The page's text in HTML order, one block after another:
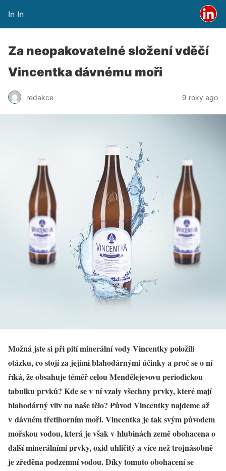
In In
Za neopakovatelné složení vděčí
Vincentka dávnému moři
redakce 9 roky ago
Možná jste si při pití minerální vody Vincentky položili
otázku, co stojí za jejími blahodárnými účinky a proč se o ní
říká, že obsahuje téměř celou Mendělejevovu periodickou
tabulku prvků? Kde se v ní vzaly všechny prvky, které mají
blahodárný vliv na naše tělo? Původ Vincentky najdeme až
v dávném třetihorním moři. Vincentka je tak svým původem
mořskou vodou, která je však v hlubinách země obohacena o
další minerálními prvky, oxid uhličitý a více než trojnásobně
je zředěna podzemní vodou. Díky tomuto obohacení se